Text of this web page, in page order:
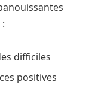
difficiles
positives